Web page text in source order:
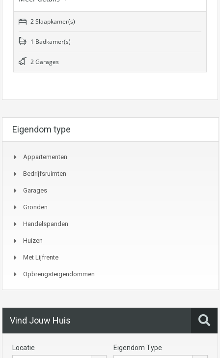
2 Slaapkamer(s)
1 Badkamer(s)
2 Garages
Eigendom type
Appartementen
Bedrijfsruimten
Garages
Gronden
Handelspanden
Huizen
Met Lijfrente
Opbrengsteigendommen
Vind Jouw Huis
Locatie Eigendom Type